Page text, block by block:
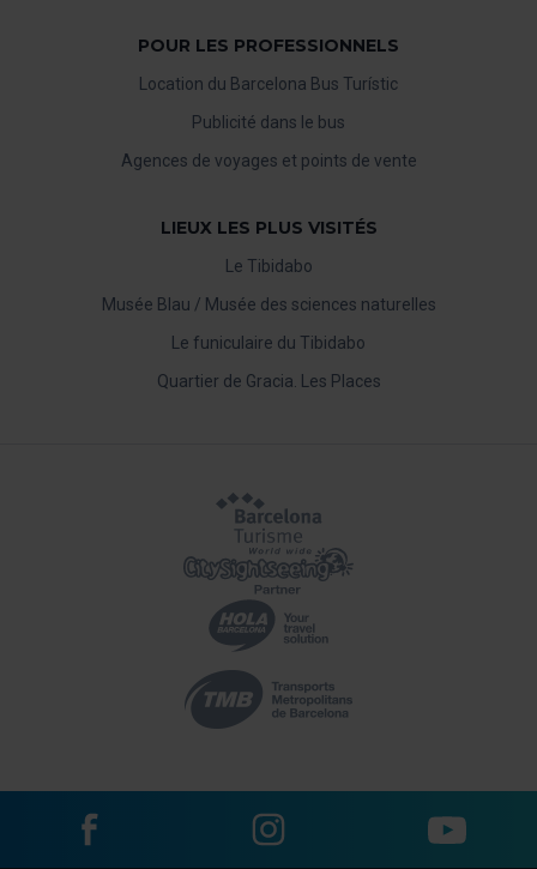
POUR LES PROFESSIONNELS
Location du Barcelona Bus Turístic
Publicité dans le bus
Agences de voyages et points de vente
LIEUX LES PLUS VISITÉS
Le Tibidabo
Musée Blau / Musée des sciences naturelles
Le funiculaire du Tibidabo
Quartier de Gracia. Les Places